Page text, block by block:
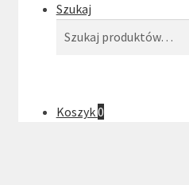
Szukaj
Koszyk0